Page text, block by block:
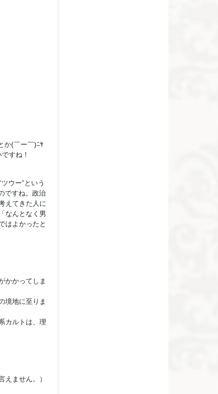
か(￣ー￣)ﾆﾔ
すね！
ウー”という
ですね。政治
えてきた人に
なんとなく男
はよかったと
かかってしま
境地に至りま
カルトは、理
ません。）